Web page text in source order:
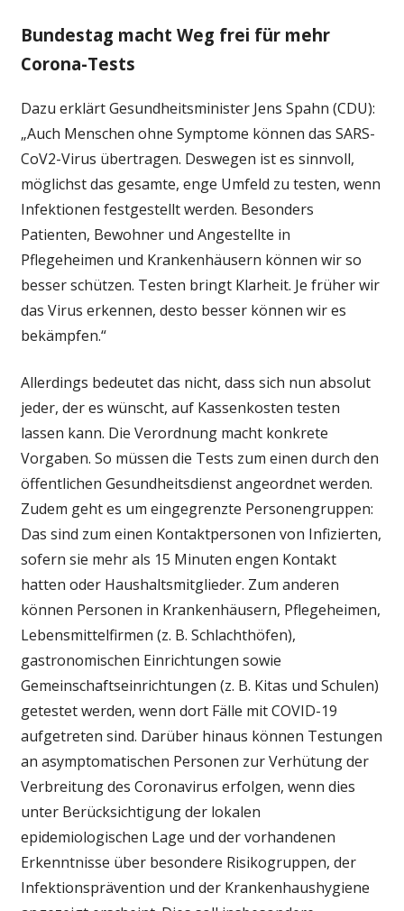
Bundestag macht Weg frei für mehr
Corona-Tests
Dazu erklärt Gesundheitsminister Jens Spahn (CDU):
„Auch Menschen ohne Symptome können das SARS-
CoV2-Virus übertragen. Deswegen ist es sinnvoll,
möglichst das gesamte, enge Umfeld zu testen, wenn
Infektionen festgestellt werden. Besonders
Patienten, Bewohner und Angestellte in
Pflegeheimen und Krankenhäusern können wir so
besser schützen. Testen bringt Klarheit. Je früher wir
das Virus erkennen, desto besser können wir es
bekämpfen.“
Allerdings bedeutet das nicht, dass sich nun absolut
jeder, der es wünscht, auf Kassenkosten testen
lassen kann. Die Verordnung macht konkrete
Vorgaben. So müssen die Tests zum einen durch den
öffentlichen Gesundheitsdienst angeordnet werden.
Zudem geht es um eingegrenzte Personengruppen:
Das sind zum einen Kontaktpersonen von Infizierten,
sofern sie mehr als 15 Minuten engen Kontakt
hatten oder Haushaltsmitglieder. Zum anderen
können Personen in Krankenhäusern, Pflegeheimen,
Lebensmittelfirmen (z. B. Schlachthöfen),
gastronomischen Einrichtungen sowie
Gemeinschaftseinrichtungen (z. B. Kitas und Schulen)
getestet werden, wenn dort Fälle mit COVID-19
aufgetreten sind. Darüber hinaus können Testungen
an asymptomatischen Personen zur Verhütung der
Verbreitung des Coronavirus erfolgen, wenn dies
unter Berücksichtigung der lokalen
epidemiologischen Lage und der vorhandenen
Erkenntnisse über besondere Risikogruppen, der
Infektionsprävention und der Krankenhaushygiene